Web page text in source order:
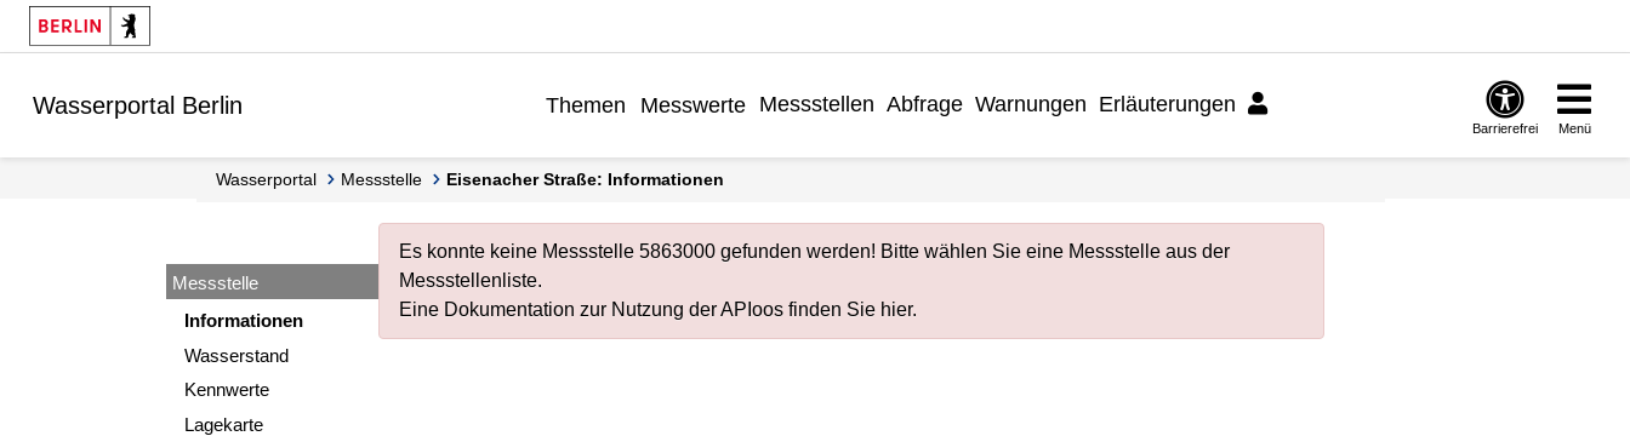
Springe zur Navigation
Springe zum Inhalt
Wasserportal Berlin Themen Messwerte Messstellen Abfrage Warnungen Erläuterungen
Barrierefrei Menü
Wasserportal Messstelle Eisenacher Straße: Informationen
Messstelle
Informationen
Wasserstand
Kennwerte
Lagekarte
Es konnte keine Messstelle 5863000 gefunden werden! Bitte wählen Sie eine Messstelle aus der
Messstellenliste.
Eine Dokumentation zur Nutzung der APIoos finden Sie hier.